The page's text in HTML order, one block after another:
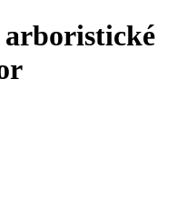
arboristické